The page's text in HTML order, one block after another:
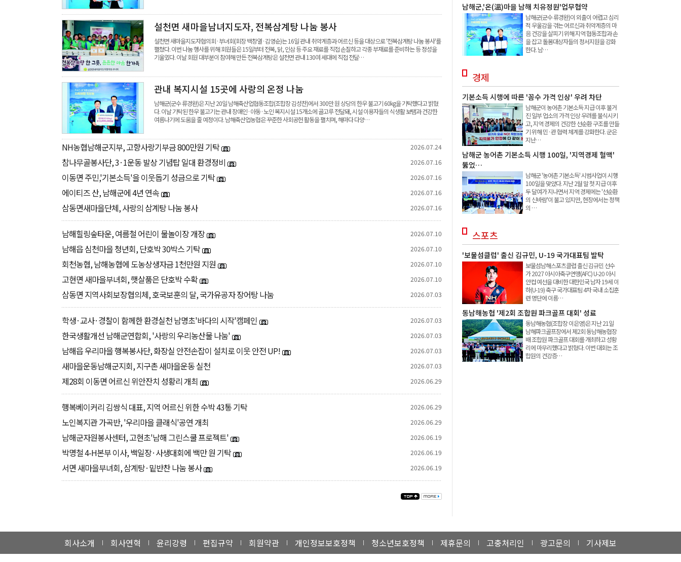
설천면 새마을남녀지도자, 전복삼계탕 나눔 봉사
설천면 새마을지도자협의회·부녀회(회장 백창열·김영순)는 16일 관내 취약계층과 어르신 등을 대상으로 '전복삼계탕 나눔 봉사'를
펼쳤다. 이번 나눔 행사를 위해 회원들은 15일부터 전복, 닭, 인삼 등 주요 재료를 직접 손질하고 각종 부재료를 준비하는 등 정성을
기울였다. 이날 회원 대부분이 참여해 만든 전복삼계탕은 설천면 관내 130여 세대에 직접 전달…
관내 복지시설 15곳에 사랑의 온정 나눔
남해군(군수 류경완)은 지난 20일 남해축산업협동조합(조합장 김성찬)에서 300만 원 상당의 한우 불고기 60kg을 기탁했다고 밝혔
다. 이날 기탁된 한우 불고기는 관내 장애인·아동·노인 복지시설 15개소에 골고루 전달돼, 시설 이용자들의 식생활 보탬과 건강한
여름나기에 도움을 줄 예정이다. 남해축산업농협은 꾸준한 사회공헌 활동을 펼치며, 해마다 다양…
NH농협남해군지부, 고향사랑기부금 800만원 기탁 2026.07.24
참나무골봉사단, 3·1운동 발상 기념탑 일대 환경정비 2026.07.16
이동면 주민,'기본소득'을 이웃돕기 성금으로 기탁 2026.07.16
에이티즈 산, 남해군에 4년 연속 2026.07.16
삼동면새마을단체, 사랑의 삼계탕 나눔 봉사 2026.07.16
남해힐링숲타운, 여름철 어린이 물놀이장 개장 2026.07.10
남해읍 심천마을 청년회, 단호박 30박스 기탁 2026.07.10
회천농협, 남해농협에 도농상생자금 1천만원 지원 2026.07.10
고현면 새마을부녀회, 햇살품은 단호박 수확 2026.07.10
삼동면 지역사회보장협의체, 호국보훈의 달, 국가유공자 장어탕 나눔 2026.07.03
학생·교사·경찰이 함께한 환경실천 남명초'바다의 시작'캠페인 2026.07.03
한국생활개선 남해군연합회, '사랑의 우리농산물 나눔' 2026.07.03
남해읍 우리마을 행복봉사단, 화장실 안전손잡이 설치로 이웃 안전 UP! 2026.07.03
새마을운동남해군지회, 지구촌 새마을운동 실천 2026.07.03
제28회 이동면 어르신 위안잔치 성황리 개최 2026.06.29
행복베이커리 김쌍식 대표, 지역 어르신 위한 수박 43통 기탁 2026.06.29
노인복지관 가곡반, '우리마을 클래식'공연 개최 2026.06.29
남해군자원봉사센터, 고현초'남해 그린스쿨 프로젝트' 2026.06.19
박명철 4-H본부 이사, 백일장·사생대회에 백만 원 기탁 2026.06.19
서면 새마을부녀회, 삼계탕·밑반찬 나눔 봉사 2026.06.19
남해군,'온(溫)마을 남해 치유정원'업무협약
남해군(군수 류경완)이 외출이 어렵고 심리
적 우울감을 겪는 어르신과 취약계층의 마
음 건강을 살피기 위해 지역 협동조합과 손
을 잡고 돌봄대상자들의 정서지원을 강화
한다. 남…
경제
기본소득 시행에 따른 '꼼수 가격 인상' 우려 차단
남해군이 농어촌 기본소득 지급 이후 불거
진 일부 업소의 가격 인상 우려를 불식시키
고, 지역 경제의 건강한 선순환 구조를 만들
기 위해 민·관 협력 체계를 강화한다. 군은
지난…
남해군 농어촌 기본소득 시행 100일, '지역경제 혈맥'
뚫었…
남해군 '농어촌 기본소득' 시범사업이 시행
100일을 맞았다. 지난 2월 말 첫 지급 이후
두 달여가 지나면서 지역 경제에는 '선순환
의 신바람'이 불고 있지만, 현장에서는 정책
의 …
스포츠
'보물섬클럽' 출신 김규민, U-19 국가대표팀 발탁
보물섬남해스포츠클럽 출신 김규민 선수
가 2027 아시아축구연맹(AFC) U-20 아시
안컵 예선을 대비한 대한민국 남자 19세 이
하(U-19) 축구 국가대표팀 4차 국내 소집훈
련 명단에 이름…
동남해농협 '제2회 조합원 파크골프 대회' 성료
동남해농협(조합장 이은영)은 지난 21일
남해파크골프장에서 제2회 동남해농협장
배 조합원 파크골프 대회를 개최하고 성황
리에 마무리했다고 밝혔다. 이번 대회는 조
합원의 건강증…
회사소개 회사연혁 윤리강령 편집규약 회원약관 개인정보보호정책 청소년보호정책 제휴문의 고충처리인 광고문의 기사제보